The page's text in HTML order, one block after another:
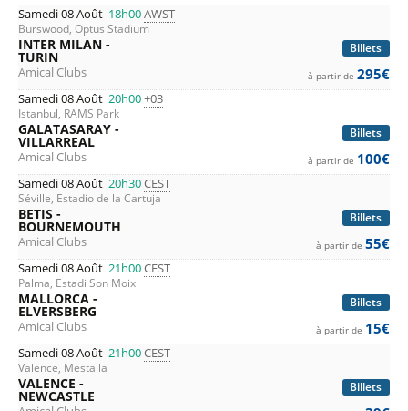
Samedi 08 Août 18h00AWST
Burswood, Optus Stadium
Billets
INTER MILAN -
TURIN
Amical Clubs à partir de 295€
Samedi 08 Août 20h00+03
Istanbul, RAMS Park
Billets
GALATASARAY -
VILLARREAL
Amical Clubs à partir de 100€
Samedi 08 Août 20h30CEST
Séville, Estadio de la Cartuja
Billets
BETIS -
BOURNEMOUTH
Amical Clubs à partir de 55€
Samedi 08 Août 21h00CEST
Palma, Estadi Son Moix
Billets
MALLORCA -
ELVERSBERG
Amical Clubs à partir de 15€
Samedi 08 Août 21h00CEST
Valence, Mestalla
Billets
VALENCE -
NEWCASTLE